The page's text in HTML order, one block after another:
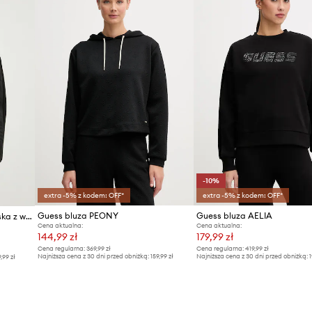
Guess bluza z kapturem damska z wiskozą BRENDA
zł
extra -5% z kodem: OFF*
Guess bluza PEONY
Cena aktualna:
144,99 zł
Cena regularna: 369,99 zł
Najniższa cena z 30 dni przed obniżką: 159,99 zł
-10%
extra -5% z kodem: OFF*
Guess bluza AELIA
Cena aktualna:
179,99 zł
Cena regularna: 419,99 zł
Najniższa cena z 30 dni przed obniżką: